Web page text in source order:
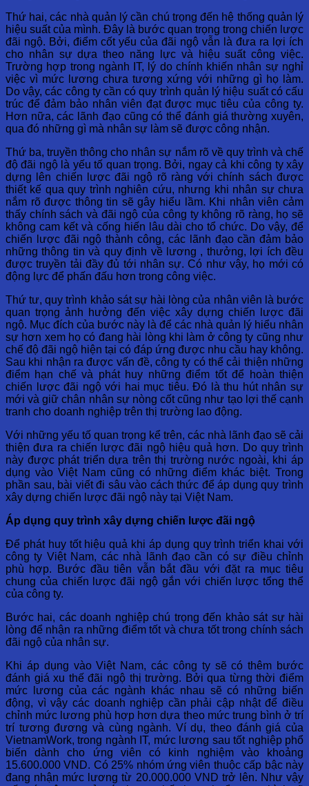
Thứ hai, các nhà quản lý cần chú trọng đến hệ thống quản lý
hiệu suất của mình. Đây là bước quan trọng trong chiến lược
đãi ngộ. Bởi, điểm cốt yếu của đãi ngộ vẫn là đưa ra lợi ích
cho nhân sự dựa theo năng lực và hiệu suất công việc.
Trường hợp trong ngành IT, lý do chính khiến nhân sự nghỉ
việc vì mức lương chưa tương xứng với những gì họ làm.
Do vậy, các công ty cần có quy trình quản lý hiệu suất có cấu
trúc để đảm bảo nhân viên đạt được mục tiêu của công ty.
Hơn nữa, các lãnh đạo cũng có thể đánh giá thường xuyên,
qua đó những gì mà nhân sự làm sẽ được công nhận.
Thứ ba, truyền thông cho nhân sự nắm rõ về quy trình và chế
độ đãi ngộ là yếu tố quan trọng. Bởi, ngay cả khi công ty xây
dựng lên chiến lược đãi ngộ rõ ràng với chính sách được
thiết kế qua quy trình nghiên cứu, nhưng khi nhân sự chưa
nắm rõ được thông tin sẽ gây hiểu lầm. Khi nhân viên cảm
thấy chính sách và đãi ngộ của công ty không rõ ràng, họ sẽ
không cam kết và cống hiến lâu dài cho tổ chức. Do vậy, để
chiến lược đãi ngộ thành công, các lãnh đạo cần đảm bảo
những thông tin và quy định về lương , thưởng, lợi ích đều
được truyền tải đầy đủ tới nhân sự. Có như vậy, họ mới có
động lực để phấn đấu hơn trong công việc.
Thứ tư, quy trình khảo sát sự hài lòng của nhân viên là bước
quan trọng ảnh hưởng đến việc xây dựng chiến lược đãi
ngộ. Mục đích của bước này là để các nhà quản lý hiểu nhân
sự hơn xem họ có đang hài lòng khi làm ở công ty cũng như
chế độ đãi ngộ hiện tại có đáp ứng được nhu cầu hay không.
Sau khi nhận ra được vấn đề, công ty có thể cải thiện những
điểm hạn chế và phát huy những điểm tốt để hoàn thiện
chiến lược đãi ngộ với hai mục tiêu. Đó là thu hút nhân sự
mới và giữ chân nhân sự nòng cốt cũng như tạo lợi thế cạnh
tranh cho doanh nghiệp trên thị trường lao động.
Với những yếu tố quan trọng kể trên, các nhà lãnh đạo sẽ cải
thiện đưa ra chiến lược đãi ngộ hiệu quả hơn. Do quy trình
này được phát triển dựa trên thị trường nước ngoài, khi áp
dụng vào Việt Nam cũng có những điểm khác biệt. Trong
phần sau, bài viết đi sâu vào cách thức để áp dụng quy trình
xây dựng chiến lược đãi ngộ này tại Việt Nam.
Áp dụng quy trình xây dựng chiến lược đãi ngộ
Để phát huy tốt hiệu quả khi áp dụng quy trình triển khai với
công ty Việt Nam, các nhà lãnh đạo cần có sự điều chỉnh
phù hợp. Bước đầu tiên vẫn bắt đầu với đặt ra mục tiêu
chung của chiến lược đãi ngộ gắn với chiến lược tổng thể
của công ty.
Bước hai, các doanh nghiệp chú trọng đến khảo sát sự hài
lòng để nhận ra những điểm tốt và chưa tốt trong chính sách
đãi ngộ của nhân sự.
Khi áp dụng vào Việt Nam, các công ty sẽ có thêm bước
đánh giá xu thế đãi ngộ thị trường. Bởi qua từng thời điểm
mức lương của các ngành khác nhau sẽ có những biến
động, vì vậy các doanh nghiệp cần phải cập nhật để điều
chỉnh mức lương phù hợp hơn dựa theo mức trung bình ở trí
trí tương đương và cùng ngành. Ví dụ, theo đánh giá của
VietnamWork, trong ngành IT, mức lương sau tốt nghiệp phổ
biến dành cho ứng viên có kinh nghiệm vào khoảng
15.600.000 VND. Có 25% nhóm ứng viên thuộc cấp bậc này
đang nhận mức lương từ 20.000.000 VND trở lên. Như vậy